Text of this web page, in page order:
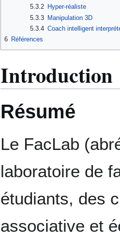
5.3.2 Hyper-réaliste
5.3.3 Manipulation 3D
5.3.4 Coach intelligent
6 Références
Introduction
Résumé
Le FacLab
laboratoire de
étudiants, des
associative et